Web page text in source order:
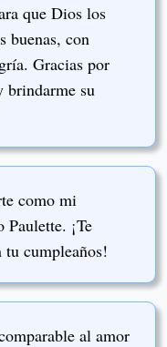
que Dios los
buenas, con
Gracias por
brindarme su
como mi
¡Te
tu cumpleaños!
al amor